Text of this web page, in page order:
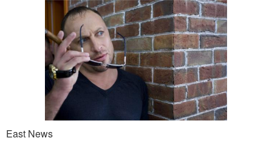
East News